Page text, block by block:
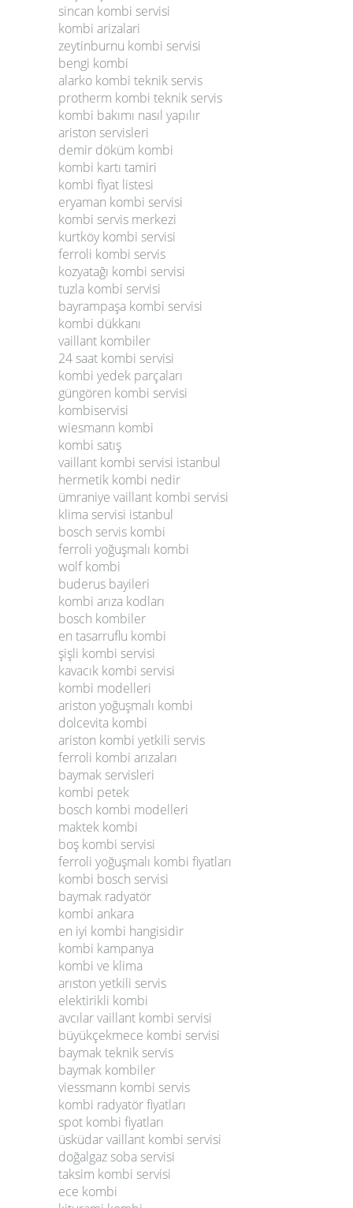
sincan kombi servisi
kombi arizalari
zeytinburnu kombi servisi
bengi kombi
alarko kombi teknik servis
protherm kombi teknik servis
kombi bakımı nasıl yapılır
ariston servisleri
demir döküm kombi
kombi kartı tamiri
kombi fiyat listesi
eryaman kombi servisi
kombi servis merkezi
kurtköy kombi servisi
ferroli kombi servis
kozyatağı kombi servisi
tuzla kombi servisi
bayrampaşa kombi servisi
kombi dükkanı
vaillant kombiler
24 saat kombi servisi
kombi yedek parçaları
güngören kombi servisi
kombiservisi
wiesmann kombi
kombi satış
vaillant kombi servisi istanbul
hermetik kombi nedir
ümraniye vaillant kombi servisi
klima servisi istanbul
bosch servis kombi
ferroli yoğuşmalı kombi
wolf kombi
buderus bayileri
kombi arıza kodları
bosch kombiler
en tasarruflu kombi
şişli kombi servisi
kavacık kombi servisi
kombi modelleri
ariston yoğuşmalı kombi
dolcevita kombi
ariston kombi yetkili servis
ferroli kombi arızaları
baymak servisleri
kombi petek
bosch kombi modelleri
maktek kombi
boş kombi servisi
ferroli yoğuşmalı kombi fiyatları
kombi bosch servisi
baymak radyatör
kombi ankara
en iyi kombi hangisidir
kombi kampanya
kombi ve klima
arıston yetkili servis
elektirikli kombi
avcılar vaillant kombi servisi
büyükçekmece kombi servisi
baymak teknik servis
baymak kombiler
viessmann kombi servis
kombi radyatör fiyatları
spot kombi fiyatları
üsküdar vaillant kombi servisi
doğalgaz soba servisi
taksim kombi servisi
ece kombi